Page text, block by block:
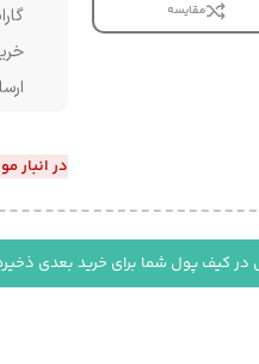
مقایسه
گارانتی
خرید 4 قسط با
در انبار
در کیف پول شما برای خرید بعدی